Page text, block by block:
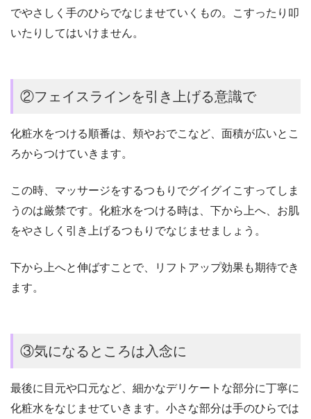
でやさしく手のひらでなじませていくもの。こすったり叩
いたりしてはいけません。
②フェイスラインを引き上げる意識で
化粧水をつける順番は、頬やおでこなど、面積が広いとこ
ろからつけていきます。
この時、マッサージをするつもりでグイグイこすってしま
うのは厳禁です。化粧水をつける時は、下から上へ、お肌
をやさしく引き上げるつもりでなじませましょう。
下から上へと伸ばすことで、リフトアップ効果も期待でき
ます。
③気になるところは入念に
最後に目元や口元など、細かなデリケートな部分に丁寧に
化粧水をなじませていきます。 小さな部分は手のひらでは